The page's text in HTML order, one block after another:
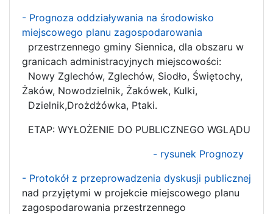
- Prognoza oddziaływania na środowisko
miejscowego planu zagospodarowania
przestrzennego gminy Siennica, dla obszaru w
granicach administracyjnych miejscowości:
Nowy Zglechów, Zglechów, Siodło, Świętochy,
Żaków, Nowodzielnik, Żakówek, Kulki,
Dzielnik,Drożdżówka, Ptaki.
ETAP: WYŁOŻENIE DO PUBLICZNEGO WGLĄDU
- rysunek Prognozy
- Protokół z przeprowadzenia dyskusji publicznej
nad przyjętymi w projekcie miejscowego planu
zagospodarowania przestrzennego